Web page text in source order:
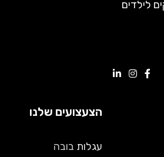
לילדים
הצעצועים שלנו
עגלות בובה